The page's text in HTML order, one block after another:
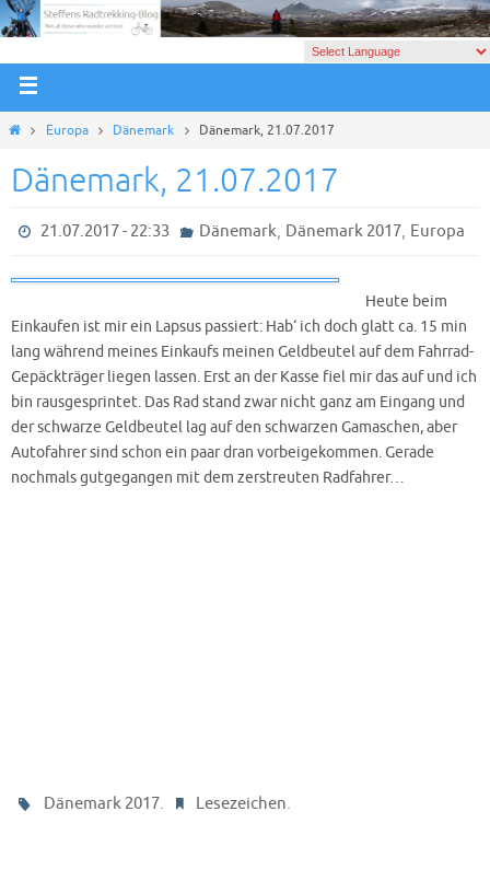
Europa Dänemark Dänemark, 21.07.2017
Dänemark, 21.07.2017
21.07.2017 - 22:33 Dänemark, Dänemark 2017, Europa
Heute beim
Einkaufen ist mir ein Lapsus passiert: Hab‘ ich doch glatt ca. 15 min
lang während meines Einkaufs meinen Geldbeutel auf dem Fahrrad-
Gepäckträger liegen lassen. Erst an der Kasse fiel mir das auf und ich
bin rausgesprintet. Das Rad stand zwar nicht ganz am Eingang und
der schwarze Geldbeutel lag auf den schwarzen Gamaschen, aber
Autofahrer sind schon ein paar dran vorbeigekommen. Gerade
nochmals gutgegangen mit dem zerstreuten Radfahrer…
Dänemark 2017. Lesezeichen.